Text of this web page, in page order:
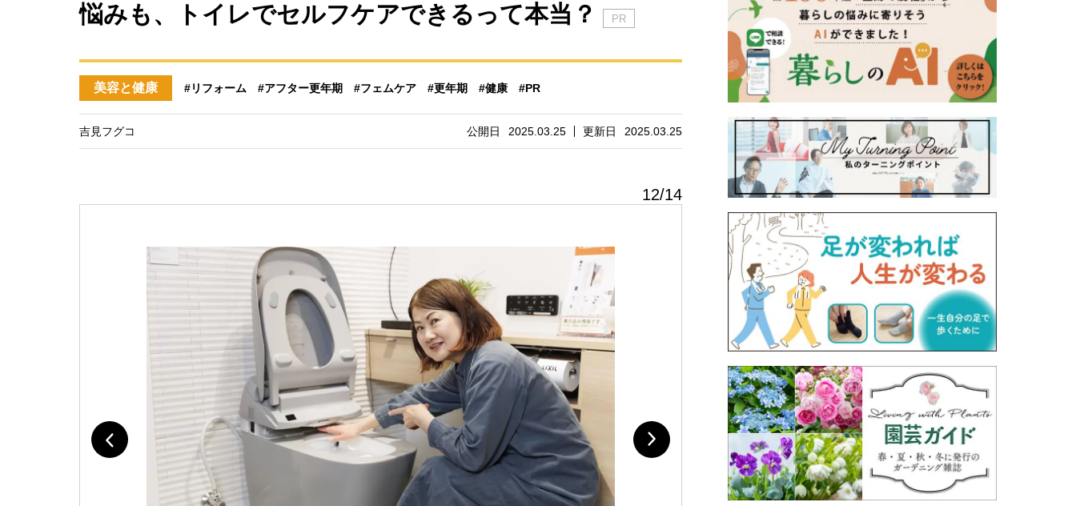
悩みも、トイレでセルフケアできるって本当？
PR
美容と健康 #リフォーム #アフター更年期 #フェムケア #更年期 #健康 #PR
公開日 2025.03.25 更新日 2025.03.25
吉見フグコ
12/14